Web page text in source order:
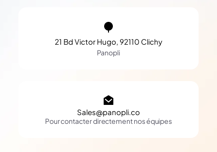
21 Bd Victor Hugo, 92110 Clichy
Panopli
Sales@panopli.co
Pour contacter directement nos équipes